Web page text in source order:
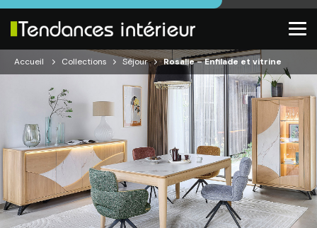
Accueil Collections Séjour Rosalie – Enfilade et vitrine